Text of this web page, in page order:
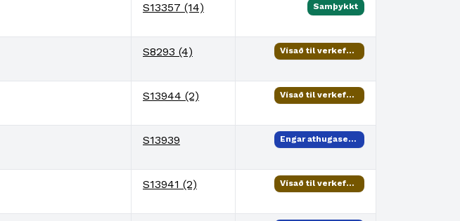
S13357 (14) Samþykkt
S8293 (4) Vísað til verkefnisstjóra
S13944 (2) Vísað til verkefnisstjóra
S13939 Engar athugasemdir
S13941 (2) Vísað til verkefnisstjóra